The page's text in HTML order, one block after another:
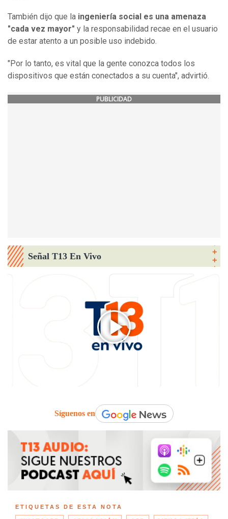
También dijo que la ingeniería social es una amenaza
"cada vez mayor" y la responsabilidad recae en el usuario
de estar atento a un posible uso indebido.
"Por lo tanto, es vital que la gente conozca todos los
dispositivos que están conectados a su cuenta", advirtió.
PUBLICIDAD
Señal T13 En Vivo
Síguenos en
ETIQUETAS DE ESTA NOTA